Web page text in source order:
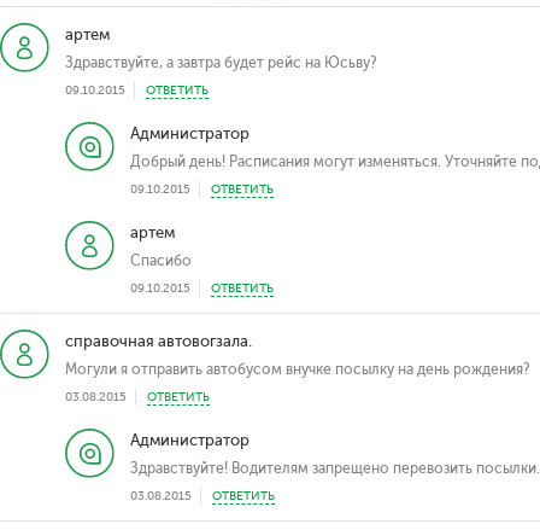
артем
Здравствуйте, а завтра будет рейс на Юсьву?
09.10.2015 ОТВЕТИТЬ
Администратор
Добрый день! Расписания могут изменяться. Уточняйте
09.10.2015 ОТВЕТИТЬ
артем
Спасибо
09.10.2015 ОТВЕТИТЬ
справочная автовогзала.
Могули я отправить автобусом внучке посылку на день рождения?
03.08.2015 ОТВЕТИТЬ
Администратор
Здравствуйте! Водителям запрещено перевозить посылки.
03.08.2015 ОТВЕТИТЬ